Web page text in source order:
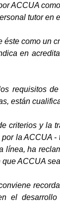
ACCUA
tutor
como un
en
requisitos
están
criterios y la
la ACCUA
línea, ha
ACCUA
el